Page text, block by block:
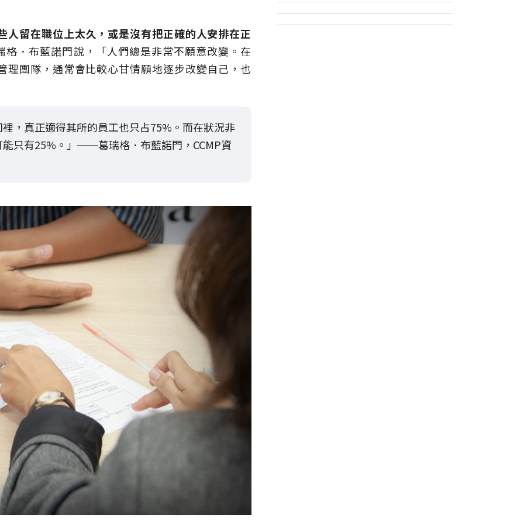
人留在職位上太久，或是沒有把正確的人安排在正
格．布藍諾門說，「人們總是非常不願意改變。在
理團隊，通常會比較心甘情願地逐步改變自己，也
，真正適得其所的員工也只占75%。而在狀況非
只有25%。」──葛瑞格．布藍諾門，CCMP資